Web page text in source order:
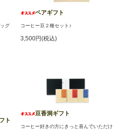
グ
ペアギフト
コーヒー豆２種セット♪
3,500円(税込)
ト
豆香洞ギフト
コーヒー好きの方にきっと喜んでいただけ